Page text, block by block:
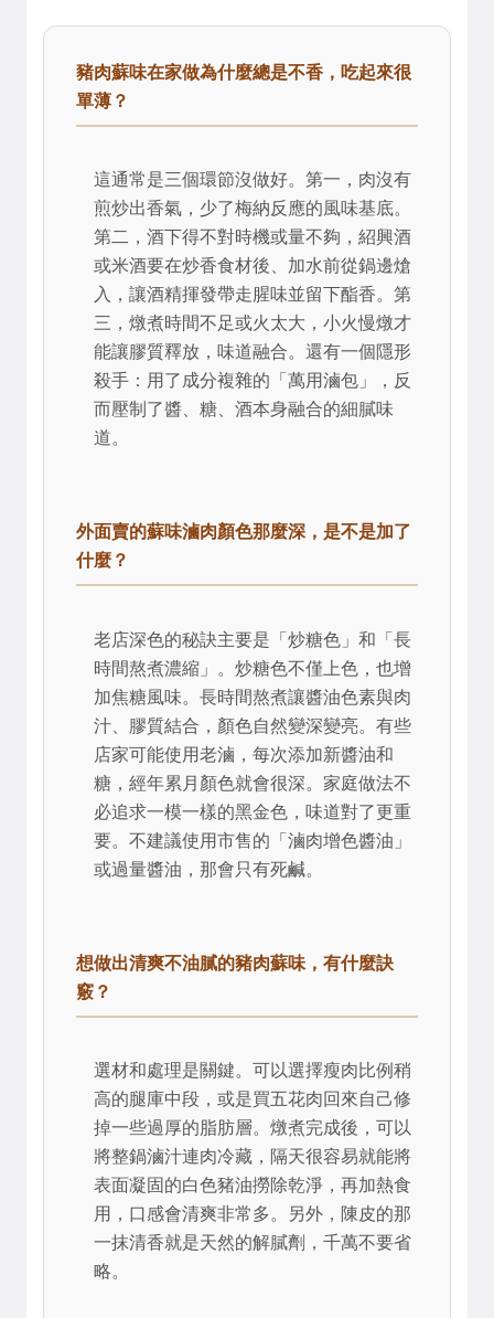
豬肉蘇味在家做為什麼總是不香，吃起來很
單薄？
這通常是三個環節沒做好。第一，肉沒有
煎炒出香氣，少了梅納反應的風味基底。
第二，酒下得不對時機或量不夠，紹興酒
或米酒要在炒香食材後、加水前從鍋邊熗
入，讓酒精揮發帶走腥味並留下酯香。第
三，燉煮時間不足或火太大，小火慢燉才
能讓膠質釋放，味道融合。還有一個隱形
殺手：用了成分複雜的「萬用滷包」，反
而壓制了醬、糖、酒本身融合的細膩味
道。
外面賣的蘇味滷肉顏色那麼深，是不是加了
什麼？
老店深色的秘訣主要是「炒糖色」和「長
時間熬煮濃縮」。炒糖色不僅上色，也增
加焦糖風味。長時間熬煮讓醬油色素與肉
汁、膠質結合，顏色自然變深變亮。有些
店家可能使用老滷，每次添加新醬油和
糖，經年累月顏色就會很深。家庭做法不
必追求一模一樣的黑金色，味道對了更重
要。不建議使用市售的「滷肉增色醬油」
或過量醬油，那會只有死鹹。
想做出清爽不油膩的豬肉蘇味，有什麼訣
竅？
選材和處理是關鍵。可以選擇瘦肉比例稍
高的腿庫中段，或是買五花肉回來自己修
掉一些過厚的脂肪層。燉煮完成後，可以
將整鍋滷汁連肉冷藏，隔天很容易就能將
表面凝固的白色豬油撈除乾淨，再加熱食
用，口感會清爽非常多。另外，陳皮的那
一抹清香就是天然的解膩劑，千萬不要省
略。